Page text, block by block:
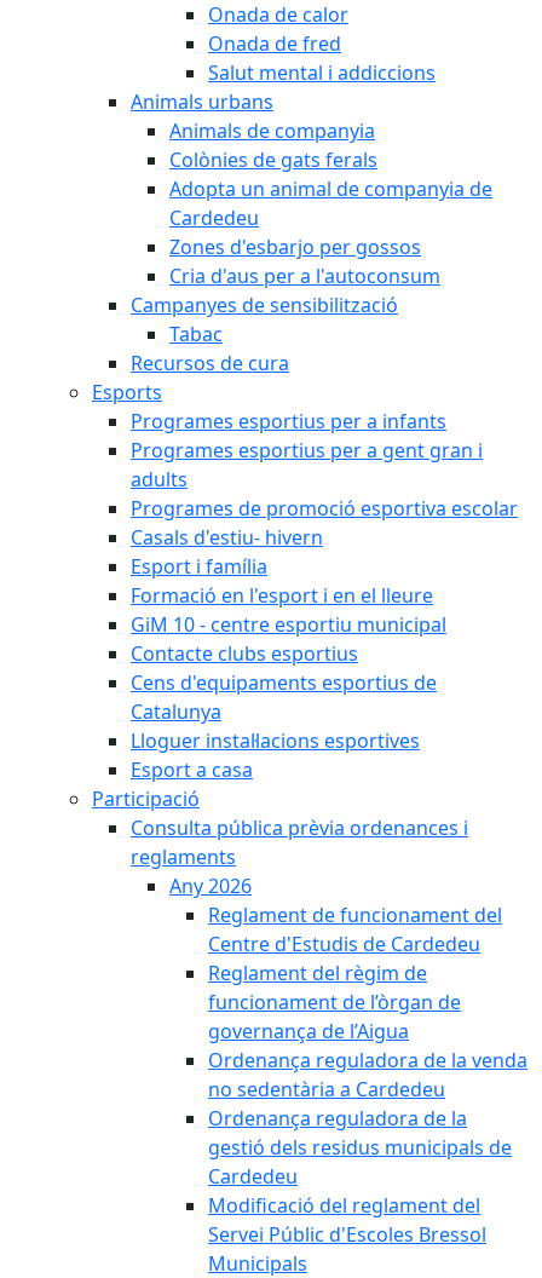
Onada de calor
Onada de fred
Salut mental i addiccions
Animals urbans
Animals de companyia
Colònies de gats ferals
Adopta un animal de companyia de
Cardedeu
Zones d'esbarjo per gossos
Cria d'aus per a l'autoconsum
Campanyes de sensibilització
Tabac
Recursos de cura
Esports
Programes esportius per a infants
Programes esportius per a gent gran i
adults
Programes de promoció esportiva escolar
Casals d'estiu- hivern
Esport i família
Formació en l'esport i en el lleure
GiM 10 - centre esportiu municipal
Contacte clubs esportius
Cens d'equipaments esportius de
Catalunya
Lloguer instal·lacions esportives
Esport a casa
Participació
Consulta pública prèvia ordenances i
reglaments
Any 2026
Reglament de funcionament del
Centre d'Estudis de Cardedeu
Reglament del règim de
funcionament de l’òrgan de
governança de l’Aigua
Ordenança reguladora de la venda
no sedentària a Cardedeu
Ordenança reguladora de la
gestió dels residus municipals de
Cardedeu
Modificació del reglament del
Servei Públic d'Escoles Bressol
Municipals